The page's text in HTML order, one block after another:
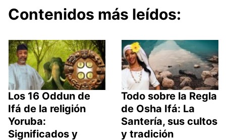
Contenidos más leídos:
Los 16 Oddun de
Ifá de la religión
Yoruba:
Significados y
Todo sobre la Regla
de Osha Ifá: La
Santería, sus cultos
y tradición